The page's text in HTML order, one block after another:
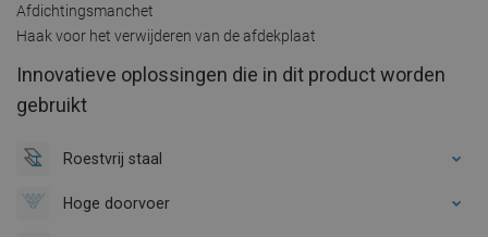
Afdichtingsmanchet
Haak voor het verwijderen van de afdekplaat
Innovatieve oplossingen die in dit product worden
gebruikt
Roestvrij staal
Hoge doorvoer